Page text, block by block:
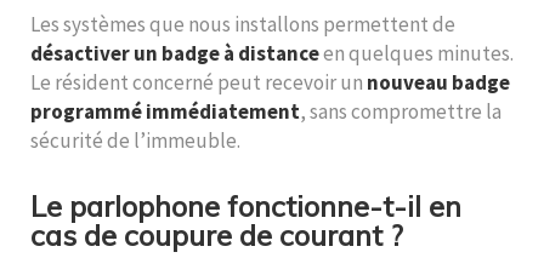
Les systèmes que nous installons permettent de
désactiver un badge à distanceen quelques minutes.
Le résident concerné peut recevoir un nouveau badge
programmé immédiatement, sans compromettre la
sécurité de l’immeuble.
Le parlophone fonctionne-t-il en
cas de coupure de courant ?